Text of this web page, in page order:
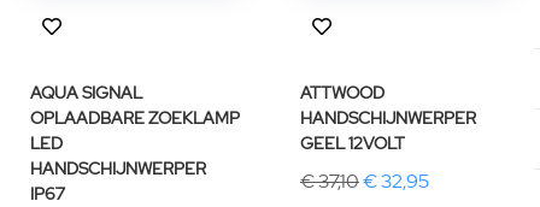
AQUA SIGNAL
OPLAADBARE ZOEKLAMP
LED
HANDSCHIJNWERPER
IP67
ATTWOOD
HANDSCHIJNWERPER
GEEL 12VOLT
€ 37,10€ 32,95